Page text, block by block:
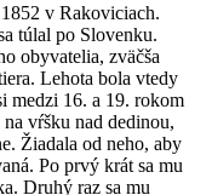
v Rakoviciach.
túlal po Slovenku.
obyvatelia, zväčša
Lehota bola vtedy
medzi 16. a 19. rokom
vŕšku nad dedinou,
Žiadala od neho, aby
Po prvý krát sa mu
Druhý raz sa mu